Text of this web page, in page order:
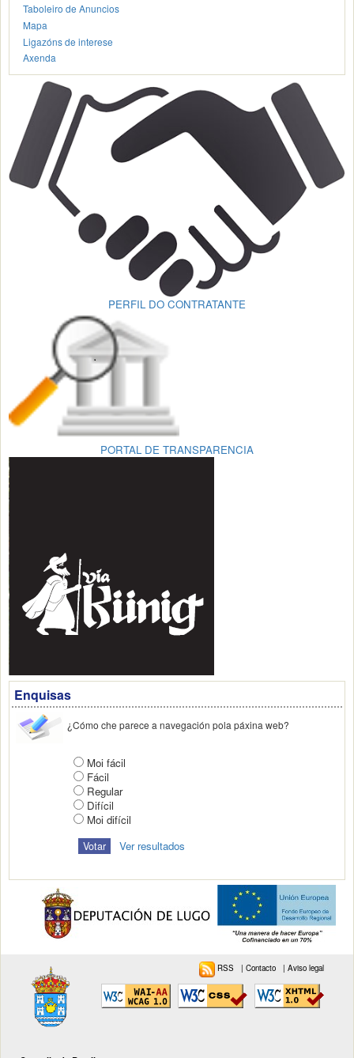
Taboleiro de Anuncios
Mapa
Ligazóns de interese
Axenda
PERFIL DO CONTRATANTE
PORTAL DE TRANSPARENCIA
Enquisas
¿Cómo che parece a navegación pola páxina web?
Moi fácil
Fácil
Regular
Difícil
Moi difícil
Ver resultados
RSS |Contacto |Aviso legal